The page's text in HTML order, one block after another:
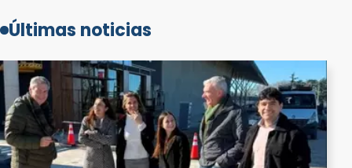
Últimas noticias